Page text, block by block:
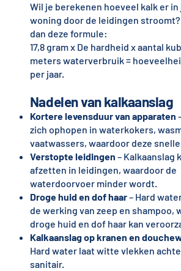
Wil je berekenen hoeveel kalk er in
woning door de leidingen
dan deze formule:
17,8 gram x De hardheid x aantal
meters waterverbruik =
per jaar.
Nadelen van kalkaanslag
Kortere levensduur van apparaten
zich ophopen in waterkokers,
vaatwassers, waardoor deze
Verstopte leidingen – Kalkaanslag
afzetten in leidingen, waardoor de
waterdoorvoer minder wordt.
Droge huid en dof haar– Hard
de werking van zeep en shampoo,
droge huid en dof haar kan
Kalkaanslag op kranen en
Hard water laat witte vlekken
sanitair.